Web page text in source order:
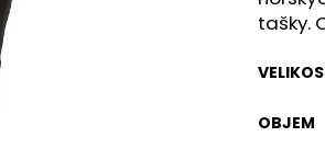
tašky.
OBJEM
CHLAPECKÉ SANDÁLY PRIMIGI 7893300